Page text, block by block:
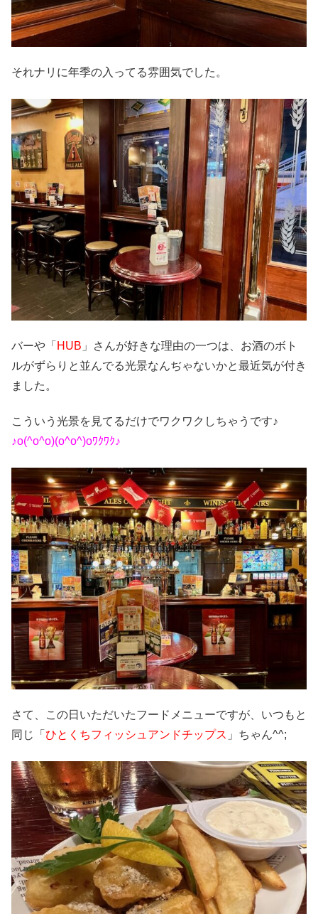
それナリに年季の入ってる雰囲気でした。
バーや「 HUB 」さんが好きな理由の一つは、お酒のボト
ルがずらりと並んでる光景なんぢゃないかと最近気が付き
ました。
こういう光景を見てるだけでワクワクしちゃうです♪
♪o(^o^o)(o^o^)oﾜｸﾜｸ♪
さて、この日いただいたフードメニューですが、いつもと
同じ「 ひとくちフィッシュアンドチップス 」ちゃん^^;